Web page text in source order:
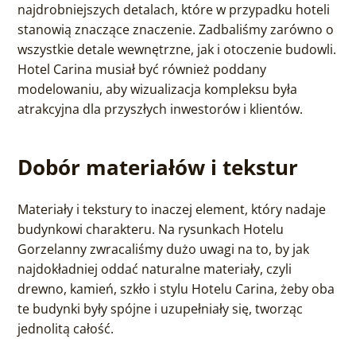
najdrobniejszych detalach, które w przypadku hoteli
stanowią znaczące znaczenie. Zadbaliśmy zarówno o
wszystkie detale wewnętrzne, jak i otoczenie budowli.
Hotel Carina musiał być również poddany
modelowaniu, aby wizualizacja kompleksu była
atrakcyjna dla przyszłych inwestorów i klientów.
Dobór materiałów i tekstur
Materiały i tekstury to inaczej element, który nadaje
budynkowi charakteru. Na rysunkach Hotelu
Gorzelanny zwracaliśmy dużo uwagi na to, by jak
najdokładniej oddać naturalne materiały, czyli
drewno, kamień, szkło i stylu Hotelu Carina, żeby oba
te budynki były spójne i uzupełniały się, tworząc
jednolitą całość.